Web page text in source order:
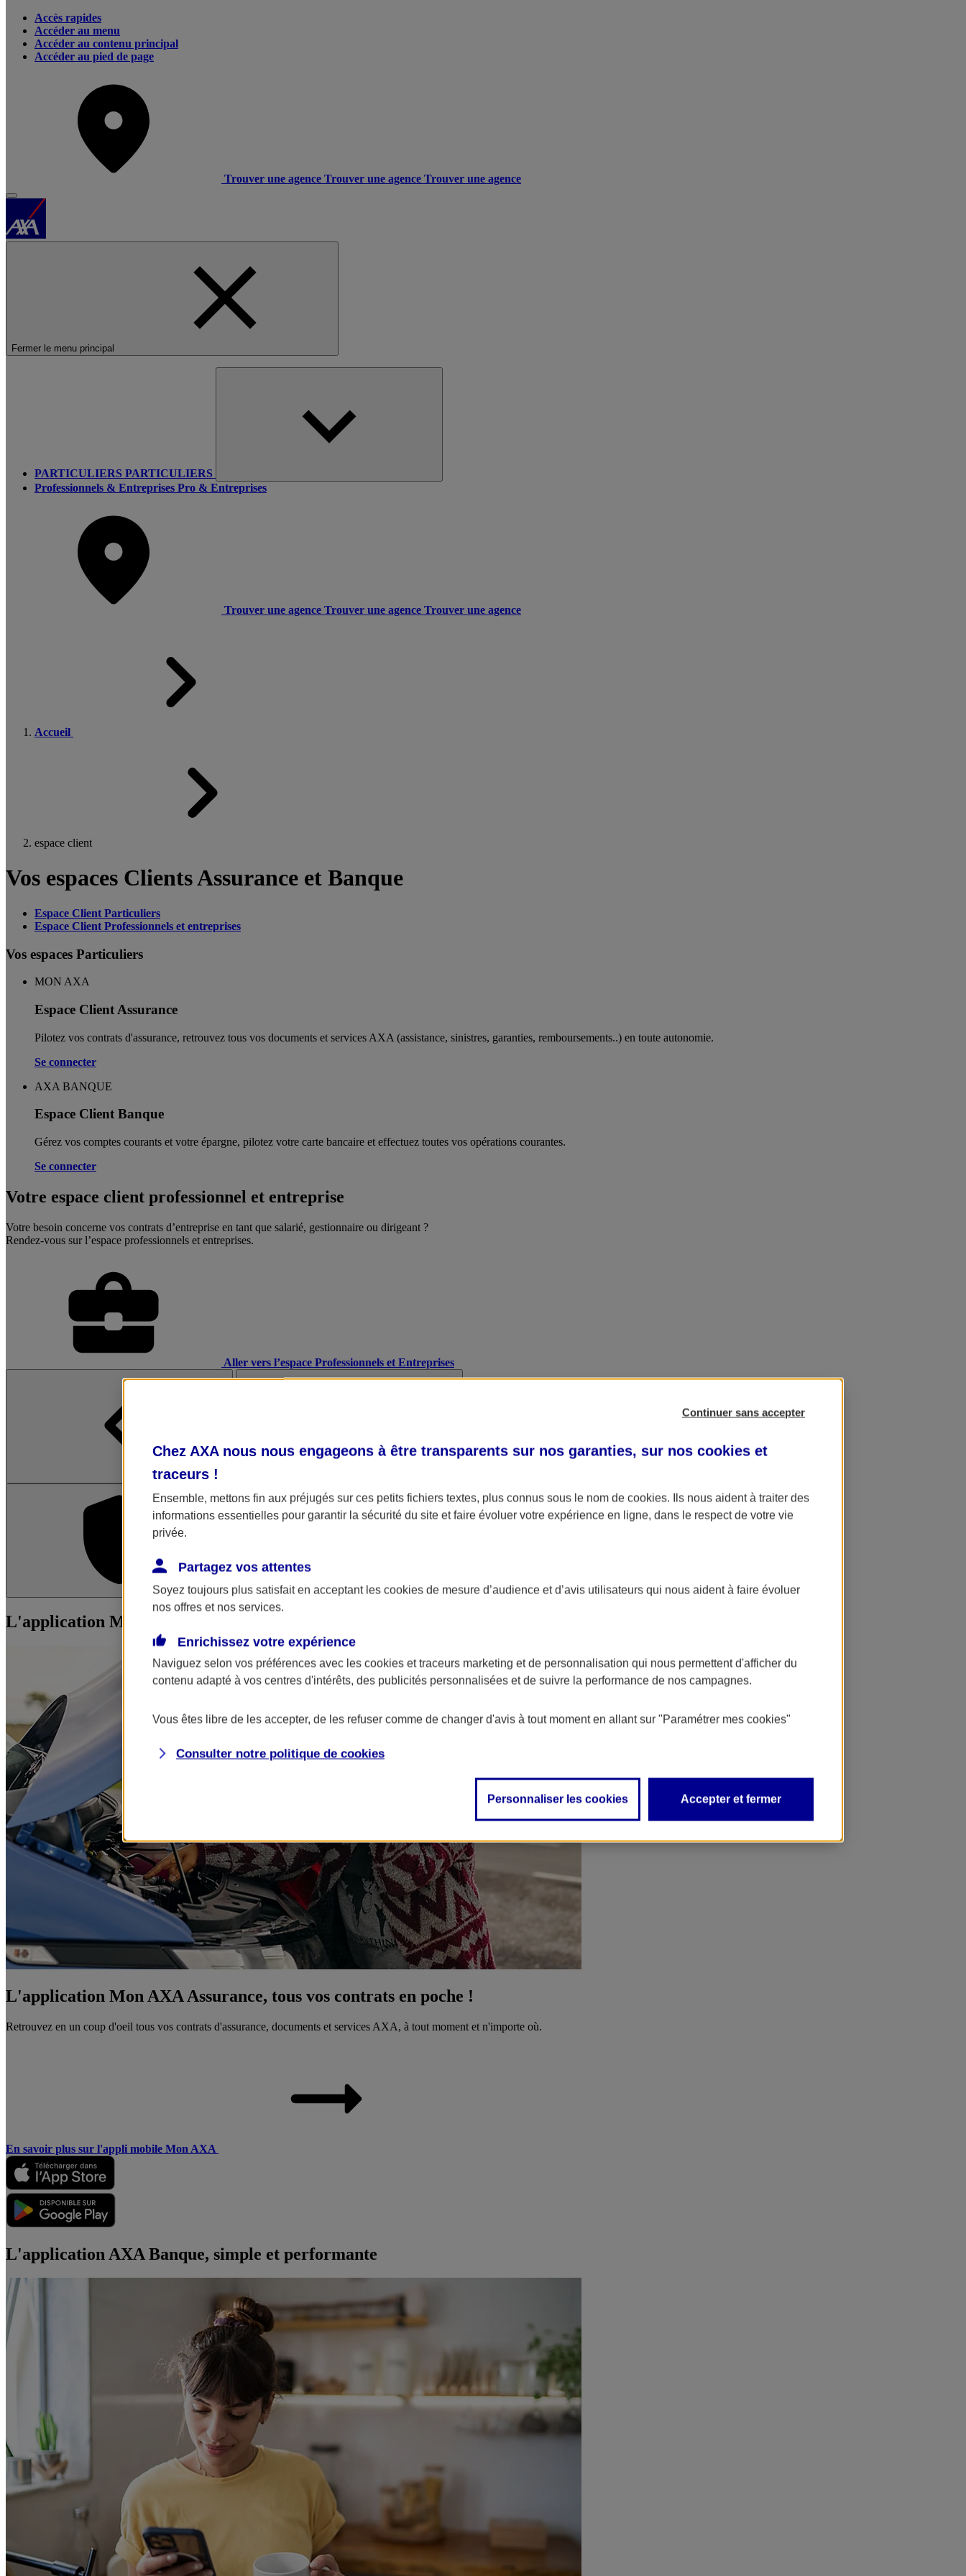
Accès rapides
Accéder au menu
Accéder au contenu principal
Accéder au pied de page
Trouver une agence Trouver une agence Trouver une agence
Fermer le menu principal
PARTICULIERS PARTICULIERS
Professionnels & Entreprises Pro & Entreprises
Trouver une agence Trouver une agence Trouver une agence
Accueil
espace client
Vos espaces Clients Assurance et Banque
Espace Client Particuliers
Espace Client Professionnels et entreprises
Vos espaces Particuliers
MON AXA
Espace Client Assurance
Pilotez vos contrats d'assurance, retrouvez tous vos documents et services AXA (assistance, sinistres, garanties, remboursements..) en toute autonomie. ​
Se connecter
AXA BANQUE
Espace Client Banque
Gérez vos comptes courants et votre épargne, pilotez votre carte bancaire et effectuez toutes vos opérations courantes.
Se connecter
Votre espace client professionnel et entreprise
Votre besoin concerne vos contrats d’entreprise en tant que salarié, gestionnaire ou dirigeant ?
Rendez-vous sur l’espace professionnels et entreprises.
Aller vers l’espace Professionnels et Entreprises
L'application Mon AXA Assurance L'application AXA Banque
L'application Mon AXA Assurance, tous vos contrats en poche !
L'application Mon AXA Assurance, tous vos contrats en poche !
Retrouvez en un coup d'oeil tous vos contrats d'assurance, documents et services AXA, à tout moment et n'importe où.
En savoir plus sur l'appli mobile Mon AXA
L'application AXA Banque, simple et performante
Continuer sans accepter
Chez AXA nous nous engageons à être transparents sur nos garanties, sur nos cookies et
traceurs !
Ensemble, mettons fin aux préjugés sur ces petits fichiers textes, plus connus sous le nom de cookies. Ils nous aident à traiter des
informations essentielles pour garantir la sécurité du site et faire évoluer votre expérience en ligne, dans le respect de votre vie
privée.
Partagez vos attentes
Soyez toujours plus satisfait en acceptant les cookies de mesure d’audience et d’avis utilisateurs qui nous aident à faire évoluer
nos offres et nos services.
Enrichissez votre expérience
Naviguez selon vos préférences avec les cookies et traceurs marketing et de personnalisation qui nous permettent d'afficher du
contenu adapté à vos centres d'intérêts, des publicités personnalisées et de suivre la performance de nos campagnes.
Vous êtes libre de les accepter, de les refuser comme de changer d'avis à tout moment en allant sur "Paramétrer mes cookies"
Consulter notre politique de cookies
Personnaliser les cookies Accepter et fermer